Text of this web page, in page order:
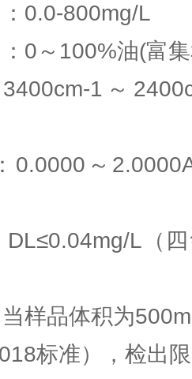
0.0-800mg/L
0～100%油(富
1～
0.0000～
L（
样品体积为
标准），检出